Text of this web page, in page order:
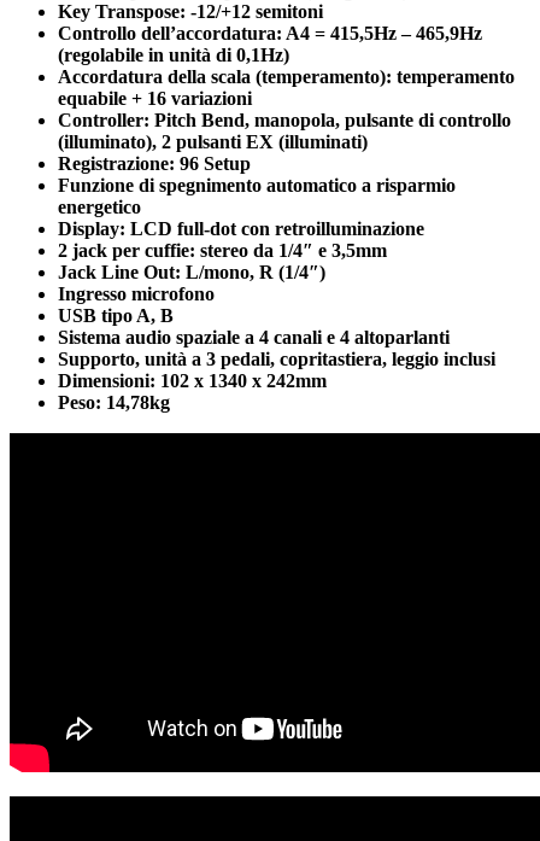
Key Transpose: -12/+12 semitoni
Controllo dell’accordatura: A4 = 415,5Hz – 465,9Hz
(regolabile in unità di 0,1Hz)
Accordatura della scala (temperamento): temperamento
equabile + 16 variazioni
Controller: Pitch Bend, manopola, pulsante di controllo
(illuminato), 2 pulsanti EX (illuminati)
Registrazione: 96 Setup
Funzione di spegnimento automatico a risparmio
energetico
Display: LCD full-dot con retroilluminazione
2 jack per cuffie: stereo da 1/4″ e 3,5mm
Jack Line Out: L/mono, R (1/4″)
Ingresso microfono
USB tipo A, B
Sistema audio spaziale a 4 canali e 4 altoparlanti
Supporto, unità a 3 pedali, copritastiera, leggio inclusi
Dimensioni: 102 x 1340 x 242mm
Peso: 14,78kg